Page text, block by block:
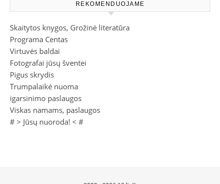
REKOMENDUOJAME
Skaitytos knygos, Grožinė literatūra
Programa Centas
Virtuvės baldai
Fotografai jūsų šventei
Pigus skrydis
Trumpalaikė nuoma
igarsinimo paslaugos
Viskas namams, paslaugos
# > Jūsų nuoroda! < #